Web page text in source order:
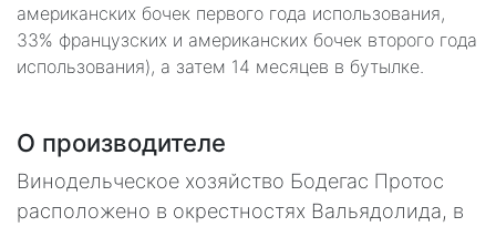
американских бочек первого года использования,
33% французских и американских бочек второго года
использования), а затем 14 месяцев в бутылке.
О производителе
Винодельческое хозяйство Бодегас Протос
расположено в окрестностях Вальядолида, в